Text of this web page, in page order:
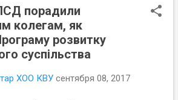
збори громадян за місцем
місцеві ініціативи, громадські
органи самоорганізації населення
ОСН) та електронні петиції,
в статутах громад,
порадили
колегам, як
розвитку
суспільства
ХОО КВУ сентября 08, 2017